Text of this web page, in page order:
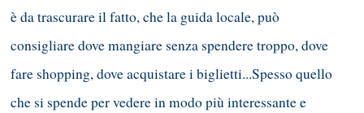
è da trascurare il fatto, che la guida locale, può
consigliare dove mangiare senza spendere troppo, dove
fare shopping, dove acquistare i biglietti...Spesso quello
che si spende per vedere in modo più interessante e